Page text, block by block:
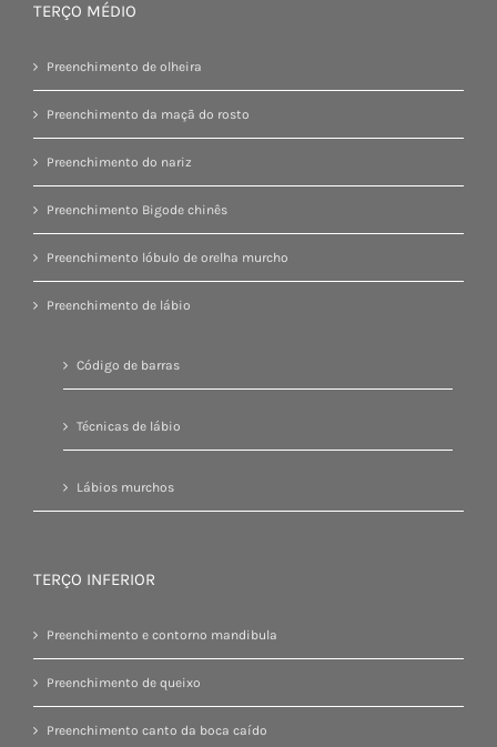
TERÇO MÉDIO
Preenchimento de olheira
Preenchimento da maçã do rosto
Preenchimento do nariz
Preenchimento Bigode chinês
Preenchimento lóbulo de orelha murcho
Preenchimento de lábio
Código de barras
Técnicas de lábio
Lábios murchos
TERÇO INFERIOR
Preenchimento e contorno mandibula
Preenchimento de queixo
Preenchimento canto da boca caído